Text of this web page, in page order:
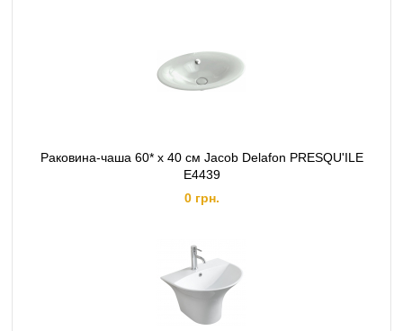
Раковина-чаша 60* х 40 см Jacob Delafon PRESQU'ILE
Е4439
0 грн.